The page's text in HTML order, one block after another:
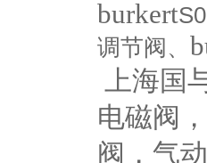
burkert
调节阀、
上海国
电磁阀
阀，气